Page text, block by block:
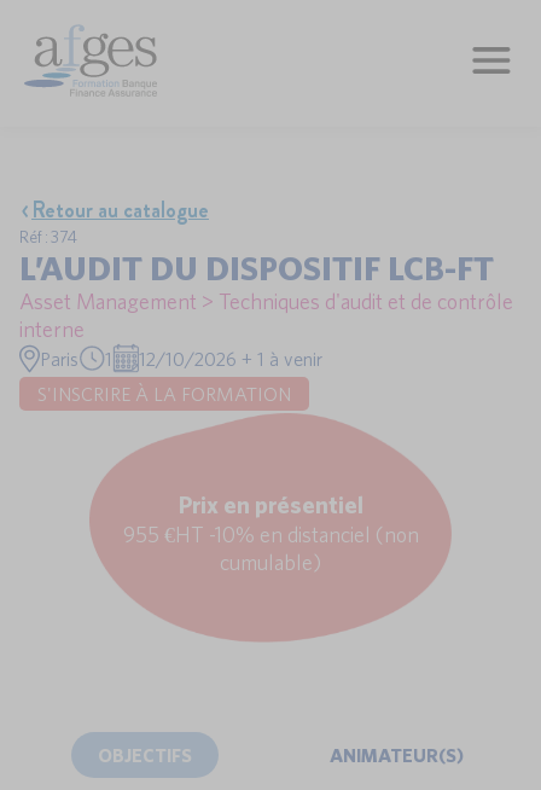
Retour au catalogue
Réf : 374
L’AUDIT DU DISPOSITIF LCB-FT
Asset Management > Techniques d'audit et de contrôle
interne
Paris 1
12/10/2026 + 1 à venir
S'INSCRIRE À LA FORMATION
Prix en présentiel
955 €HT -10% en distanciel (non
cumulable)
OBJECTIFS ANIMATEUR(S)